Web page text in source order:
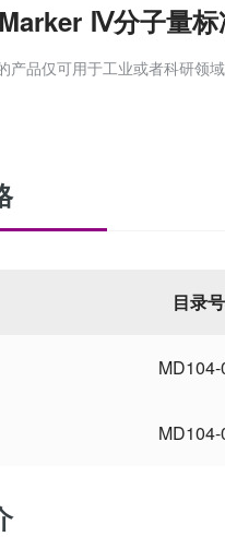
Ⅳ分子量标
产品仅可用于工业或者科研领
目录号
MD104-